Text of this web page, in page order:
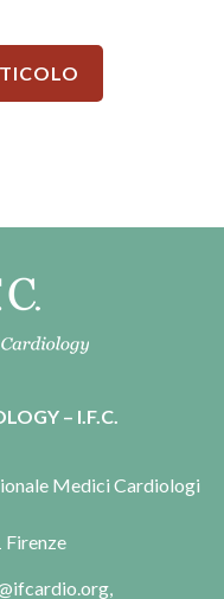
– I.F.C.
Medici Cardiologi
Firenze